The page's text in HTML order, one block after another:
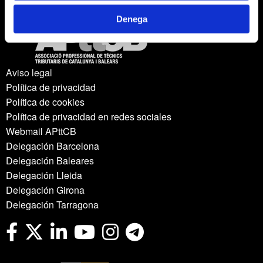
Denega
Aviso legal
Política de privacidad
Política de cookies
Política de privacidad en redes sociales
Webmail APttCB
Delegación Barcelona
Delegación Baleares
Delegación Lleida
Delegación Girona
Delegación Tarragona